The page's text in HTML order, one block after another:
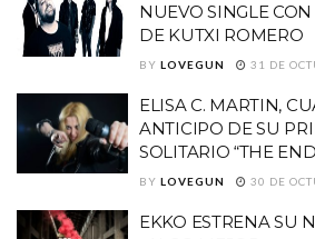
NUEVO SINGLE
DE KUTXI ROMERO
BY LOVEGUN 31 DE
ELISA C. MARTIN,
ANTICIPO DE SU
SOLITARIO “THE
BY LOVEGUN 30 DE
EKKO ESTRENA SU